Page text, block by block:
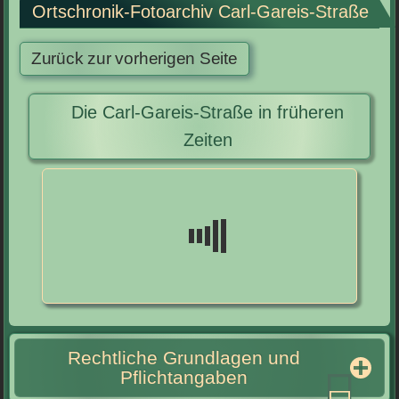
Ortschronik-Fotoarchiv Carl-Gareis-Straße
Die Carl-Gareis-Straße in früheren
Zeiten
Rechtliche Grundlagen und
Pflichtangaben